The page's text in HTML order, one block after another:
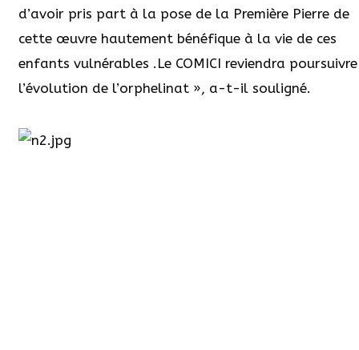
d’avoir pris part à la pose de la Première Pierre de
cette œuvre hautement bénéfique à la vie de ces
enfants vulnérables .Le COMICI reviendra poursuivre
l’évolution de l’orphelinat », a-t-il souligné.